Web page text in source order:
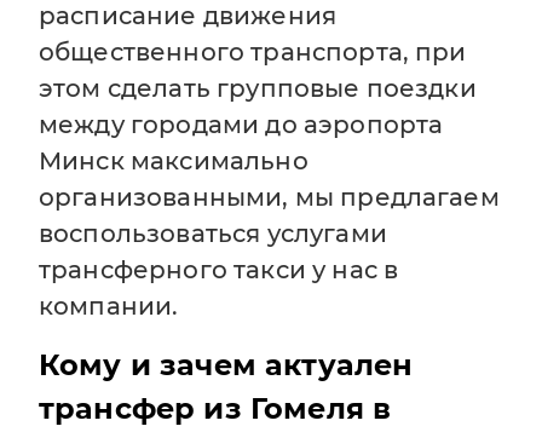
расписание движения
общественного транспорта, при
этом сделать групповые поездки
между городами до аэропорта
Минск максимально
организованными, мы предлагаем
воспользоваться услугами
трансферного такси у нас в
компании.
Кому и зачем актуален
трансфер из Гомеля в